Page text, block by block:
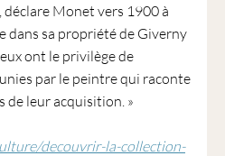
déclare Monet vers 1900 à
dans sa propriété de Giverny
ont le privilège de
par le peintre qui raconte
de leur acquisition. »
decouvrir-la-collection-